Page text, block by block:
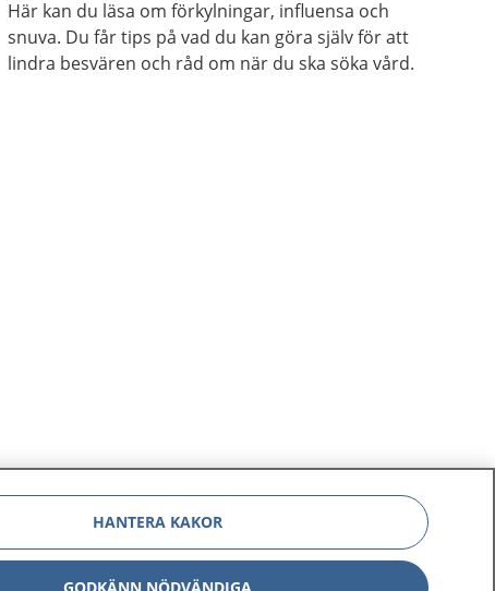
Här kan du läsa om förkylningar, influensa och
snuva. Du får tips på vad du kan göra själv för att
lindra besvären och råd om när du ska söka vård.
HANTERA KAKOR